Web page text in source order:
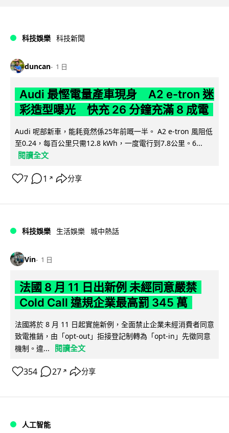
科技娛樂 科技新聞
duncan 1 日
Audi 最慳電量產車現身 A2 e-tron 迷
彩造型曝光 快充 26 分鐘充滿 8 成電
Audi 呢部新車，能耗竟然係25年前嘅一半。 A2 e-tron 風阻低
至0.24，每百公里只需12.8 kWh，一度電行到7.8公里。6...
閱讀全文
7 1 ↗ 分享
科技娛樂 生活娛樂 城中熱話
Vin 1 日
法國 8 月 11 日出新例 未經同意嚴禁
Cold Call 違規企業最高罰 345 萬
法國將於 8 月 11 日起實施新例，全面禁止企業未經消費者同意
致電推銷，由「opt-out」拒接登記制轉為「opt-in」先徵同意
機制。違...
閱讀全文
354 27 ↗ 分享
人工智能